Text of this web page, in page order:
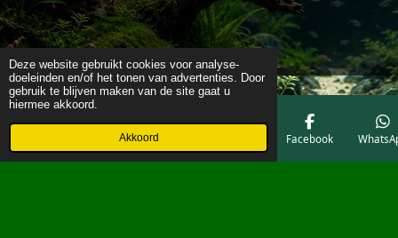
Deze website gebruikt cookies voor analyse-
doeleinden en/of het tonen van advertenties. Door
gebruik te blijven maken van de site gaat u
hiermee akkoord.
Akkoord
Telefoonnummer Facebook